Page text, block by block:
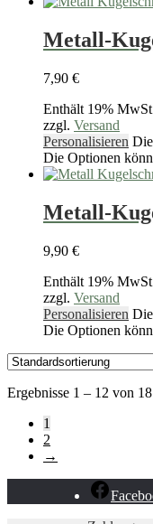
Metall-
7,90 €
Enthält 19%
zzgl. Versand
Personalisieren
Die Optionen
Metall-
9,90 €
Enthält 19%
zzgl. Versand
Personalisieren
Die Optionen
Ergebnisse 1 – 12 von
1
2
→